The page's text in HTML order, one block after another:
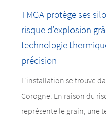
TMGA protège ses
risque d’explosion
technologie
précision
L'installation se trouve
Corogne. En raison du
représente le grain, une